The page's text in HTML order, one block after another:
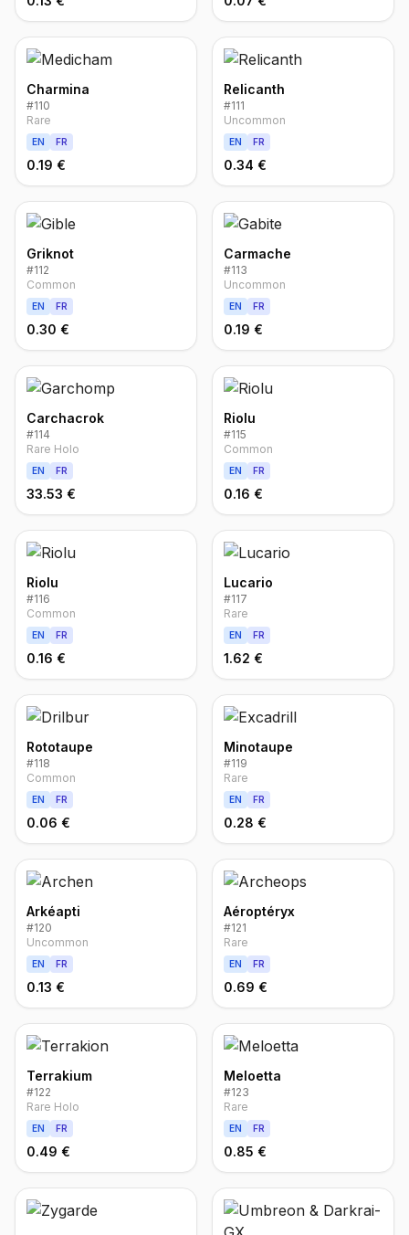
Charmina
#110
Rare
EN FR
0.19 €
Relicanth
#111
Uncommon
EN FR
0.34 €
Griknot
#112
Common
EN FR
0.30 €
Carmache
#113
Uncommon
EN FR
0.19 €
Carchacrok
#114
Rare Holo
EN FR
33.53 €
Riolu
#115
Common
EN FR
0.16 €
Riolu
#116
Common
EN FR
0.16 €
Lucario
#117
Rare
EN FR
1.62 €
Rototaupe
#118
Common
EN FR
0.06 €
Minotaupe
#119
Rare
EN FR
0.28 €
Arkéapti
#120
Uncommon
EN FR
0.13 €
Aéroptéryx
#121
Rare
EN FR
0.69 €
Terrakium
#122
Rare Holo
EN FR
0.49 €
Meloetta
#123
Rare
EN FR
0.85 €